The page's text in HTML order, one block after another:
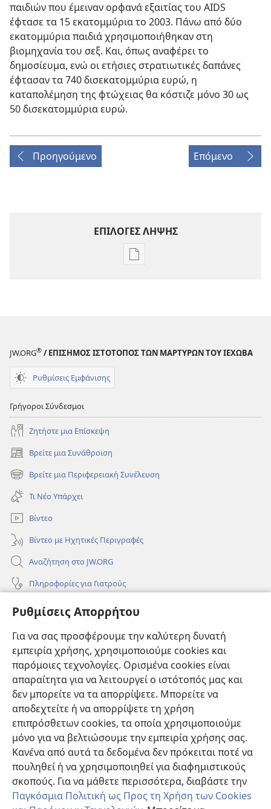
Ρυθμίσεις Απορρήτου
Για να σας προσφέρουμε την καλύτερη δυνατή
εμπειρία χρήσης, χρησιμοποιούμε cookies και
παρόμοιες τεχνολογίες. Ορισμένα cookies είναι
απαραίτητα για να λειτουργεί ο ιστότοπός μας και
δεν μπορείτε να τα απορρίψετε. Μπορείτε να
αποδεχτείτε ή να απορρίψετε τη χρήση
επιπρόσθετων cookies, τα οποία χρησιμοποιούμε
μόνο για να βελτιώσουμε την εμπειρία χρήσης σας.
Κανένα από αυτά τα δεδομένα δεν πρόκειται ποτέ να
πουληθεί ή να χρησιμοποιηθεί για διαφημιστικούς
σκοπούς. Για να μάθετε περισσότερα, διαβάστε την
Παγκόσμια Πολιτική ως Προς τη Χρήση των Cookies
παιδιών που έμειναν ορφανά εξαιτίας του AIDS
έφτασε τα 15 εκατομμύρια το 2003. Πάνω από δύο
εκατομμύρια παιδιά χρησιμοποιήθηκαν στη
βιομηχανία του σεξ. Και, όπως αναφέρει το
δημοσίευμα, ενώ οι ετήσιες στρατιωτικές δαπάνες
έφτασαν τα 740 δισεκατομμύρια ευρώ, η
καταπολέμηση της φτώχειας θα κόστιζε μόνο 30 ως
50 δισεκατομμύρια ευρώ.
Προηγούμενο Επόμενο
ΕΠΙΛΟΓΕΣ ΛΗΨΗΣ
Επιλογές
JW.ORG® / ΕΠΙΣΗΜΟΣ ΙΣΤΟΤΟΠΟΣ ΤΩΝ ΜΑΡΤΥΡΩΝ ΤΟΥ ΙΕΧΩΒΑ
Ρυθμίσεις Εμφάνισης
Γρήγοροι Σύνδεσμοι
Ζητήστε μια Επίσκεψη
Βρείτε μια Συνάθροιση
(ανοίγει
νέο
παράθυρο)
Βρείτε μια Περιφερειακή Συνέλευση
(ανοίγει
νέο
παράθυρο)
Τι Νέο Υπάρχει
Βίντεο
Βίντεο με Ηχητικές Περιγραφές
Αναζήτηση στο JW.ORG
Πληροφορίες για Γιατρούς
Πληροφορίες για Επίσημους Φορείς και ΜΜΕ
Συνεισφορές
(ανοίγει
παράθυρο)ΔΙΑΔΙΚΤΥΑΚΗ ΒΙΒΛΙΟΘΗΚΗ της Σκοπιάς™
(ανοίγει
νέο
παράθυρο)
JW Hub ®
(ανοίγει
νέο
παράθυρο)JW Library®
Βιβλιοθήκη της Σκοπιάς